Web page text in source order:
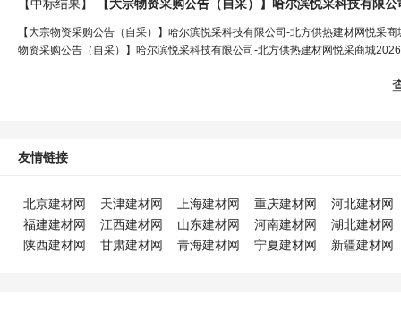
【中标结果】 【大宗物资采购公告（自采）】哈尔滨悦采科技有限
【大宗物资采购公告（自采）】哈尔滨悦采科技有限公司-北方供热建材网悦
物资采购公告（自采）】哈尔滨悦采科技有限公司-北方供热建材网悦采商城
友情链接
北京建材网 天津建材网 上海建材网 重庆建材网
河北建材网
福建建材网
江西建材网 山东建材网 河南建材网
湖北建材网
陕西建材网
甘肃建材网 青海建材网 宁夏建材网 新疆建材网